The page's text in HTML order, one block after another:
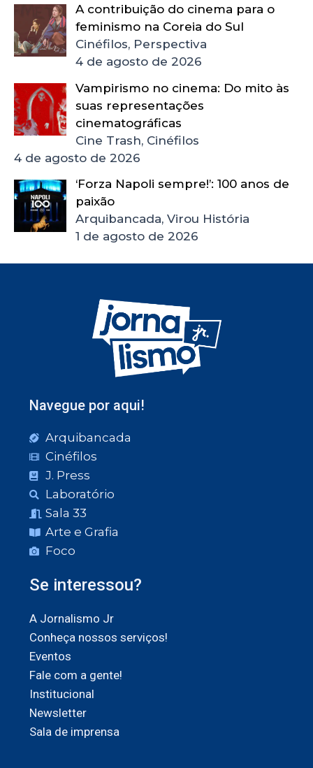
A contribuição do cinema para o
feminismo na Coreia do Sul
Cinéfilos, Perspectiva
4 de agosto de 2026
Vampirismo no cinema: Do mito às
suas representações
cinematográficas
Cine Trash, Cinéfilos
4 de agosto de 2026
‘Forza Napoli sempre!’: 100 anos de
paixão
Arquibancada, Virou História
1 de agosto de 2026
Navegue por aqui!
Arquibancada
Cinéfilos
J. Press
Laboratório
Sala 33
Arte e Grafia
Foco
Se interessou?
A Jornalismo Jr
Conheça nossos serviços!
Eventos
Fale com a gente!
Institucional
Newsletter
Sala de imprensa